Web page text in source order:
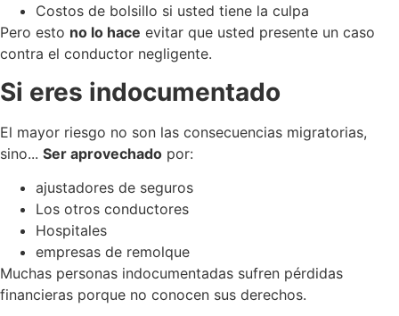
Costos de bolsillo si usted tiene la culpa
Pero esto no lo hace evitar que usted presente un caso
contra el conductor negligente.
Si eres indocumentado
El mayor riesgo no son las consecuencias migratorias,
sino... Ser aprovechado por:
ajustadores de seguros
Los otros conductores
Hospitales
empresas de remolque
Muchas personas indocumentadas sufren pérdidas
financieras porque no conocen sus derechos.